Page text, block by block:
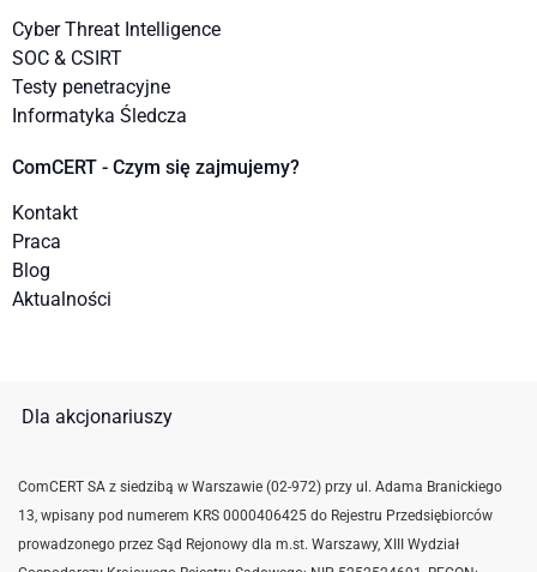
Cyber Threat Intelligence
SOC & CSIRT
Testy penetracyjne
Informatyka Śledcza
ComCERT - Czym się zajmujemy?
Kontakt
Praca
Blog
Aktualności
Dla akcjonariuszy
ComCERT SA z siedzibą w Warszawie (02-972) przy ul. Adama Branickiego
13, wpisany pod numerem KRS 0000406425 do Rejestru Przedsiębiorców
prowadzonego przez Sąd Rejonowy dla m.st. Warszawy, XIII Wydział